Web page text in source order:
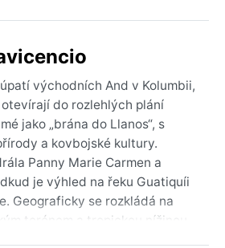
východních And v Kolumbii,
do rozlehlých plání
jako „brána do Llanos“, s
a kovbojské kultury.
Panny Marie Carmen a
je výhled na řeku Guatiquíi
Geograficky se rozkládá na
terénem a tropickou nížinou,